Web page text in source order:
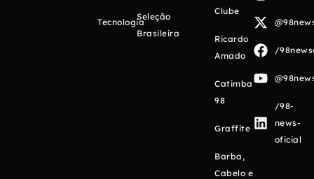
Tecnologia
Seleção
Brasileira
Clube
Ricardo
Amado
Catimba
98
Graffite
Barba,
Cabelo e
/
/98-
news-
oficial